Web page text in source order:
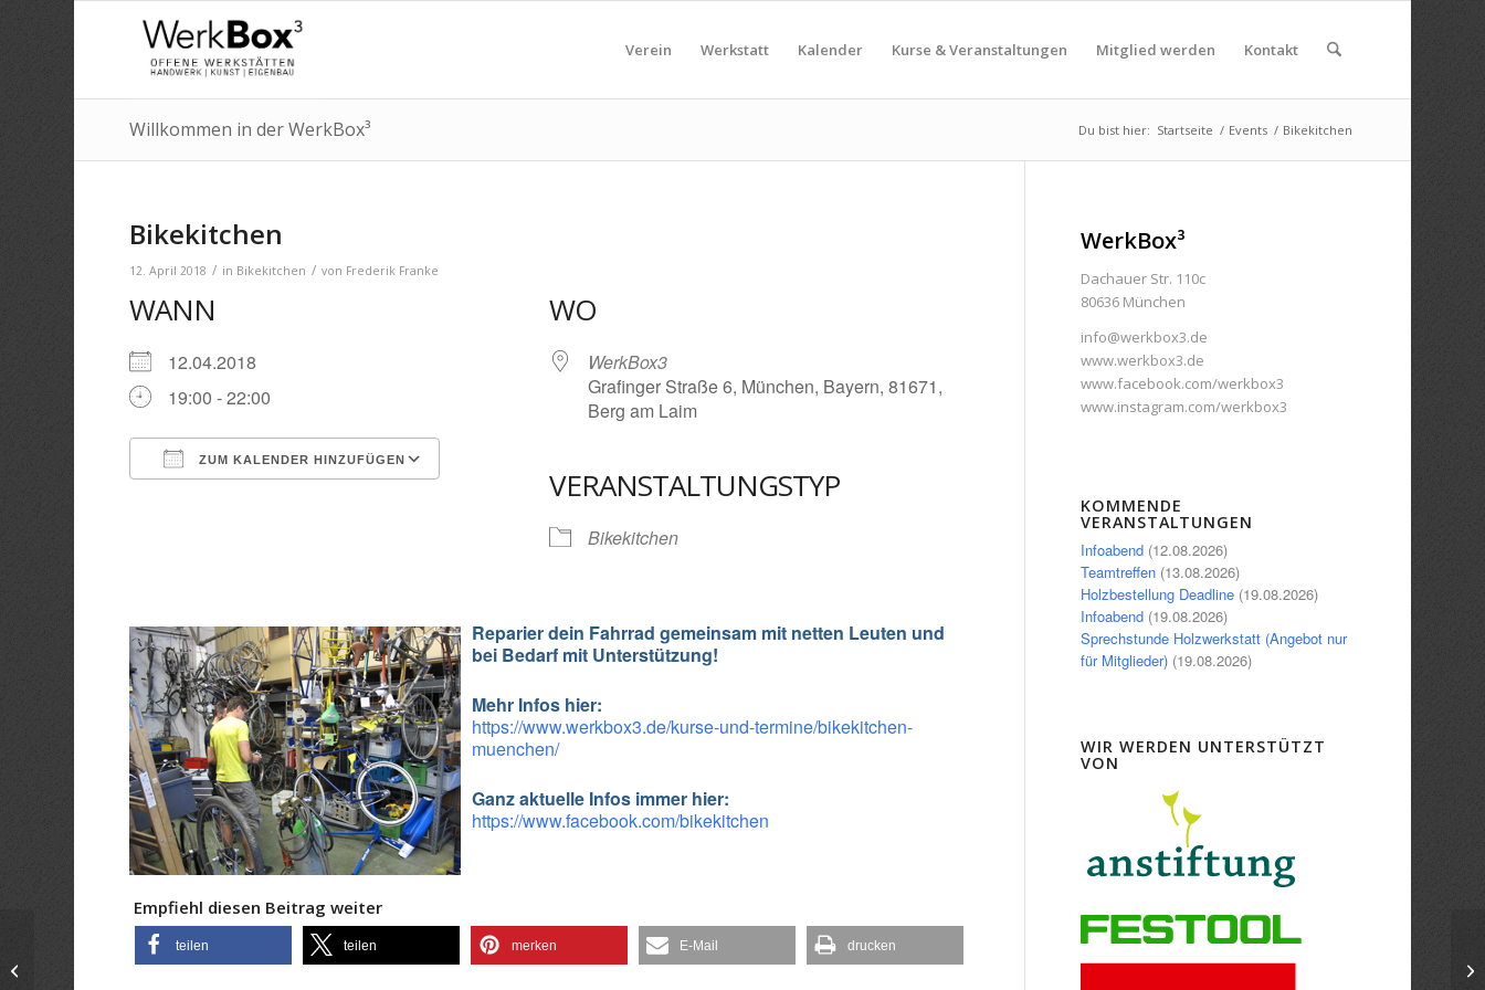
Verein Werkstatt Kalender Kurse & Veranstaltungen Mitglied werden Kontakt
Willkommen in der WerkBox³ Du bist hier: Startseite / Events / Bikekitchen
Bikekitchen
12. April 2018 / in Bikekitchen / von Frederik Franke
WANN
12.04.2018
19:00 - 22:00
ZUM KALENDER HINZUFÜGEN
Google Kalender iCalendar Office 365
WO
WerkBox3
Grafinger Straße 6, München, Bayern, 81671,
Berg am Laim
VERANSTALTUNGSTYP
Bikekitchen
Reparier dein Fahrrad gemeinsam mit netten Leuten und
bei Bedarf mit Unterstützung!
Mehr Infos hier:
https://www.werkbox3.de/kurse-und-termine/bikekitchen-
muenchen/
Ganz aktuelle Infos immer hier:
https://www.facebook.com/bikekitchen
Empfiehl diesen Beitrag weiter
teilen teilen merken E-Mail drucken
WerkBox³
Dachauer Str. 110c
80636 München
info@werkbox3.de
www.werkbox3.de
www.facebook.com/werkbox3
www.instagram.com/werkbox3
KOMMENDE
VERANSTALTUNGEN
Infoabend (12.08.2026)
Teamtreffen (13.08.2026)
Holzbestellung Deadline (19.08.2026)
Infoabend (19.08.2026)
Sprechstunde Holzwerkstatt (Angebot nur
für Mitglieder) (19.08.2026)
WIR WERDEN UNTERSTÜTZT
VON